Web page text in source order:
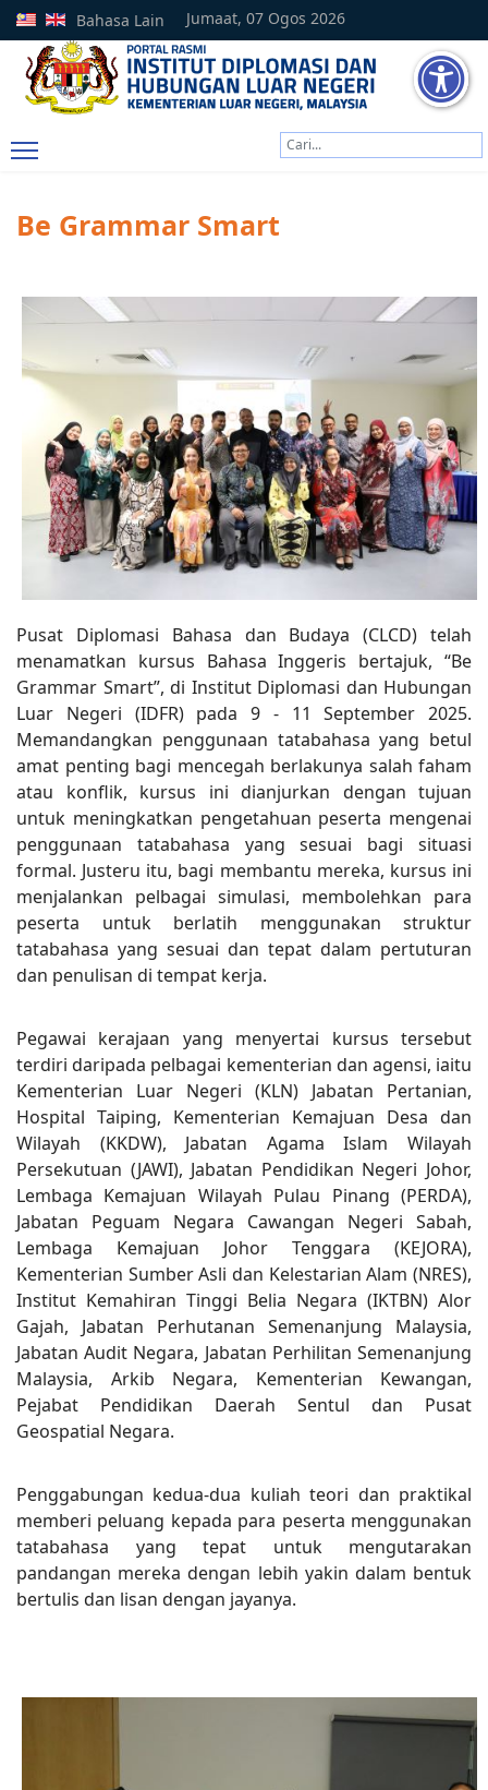
Jumaat, 07 Ogos 2026
Bahasa Lain
Be Grammar Smart
Pusat Diplomasi Bahasa dan Budaya (CLCD) telah
menamatkan kursus Bahasa Inggeris bertajuk, “Be
Grammar Smart”, di Institut Diplomasi dan Hubungan
Luar Negeri (IDFR) pada 9 - 11 September 2025.
Memandangkan penggunaan tatabahasa yang betul
amat penting bagi mencegah berlakunya salah faham
atau konflik, kursus ini dianjurkan dengan tujuan
untuk meningkatkan pengetahuan peserta mengenai
penggunaan tatabahasa yang sesuai bagi situasi
formal. Justeru itu, bagi membantu mereka, kursus ini
menjalankan pelbagai simulasi, membolehkan para
peserta untuk berlatih menggunakan struktur
tatabahasa yang sesuai dan tepat dalam pertuturan
dan penulisan di tempat kerja.
Pegawai kerajaan yang menyertai kursus tersebut
terdiri daripada pelbagai kementerian dan agensi, iaitu
Kementerian Luar Negeri (KLN) Jabatan Pertanian,
Hospital Taiping, Kementerian Kemajuan Desa dan
Wilayah (KKDW), Jabatan Agama Islam Wilayah
Persekutuan (JAWI), Jabatan Pendidikan Negeri Johor,
Lembaga Kemajuan Wilayah Pulau Pinang (PERDA),
Jabatan Peguam Negara Cawangan Negeri Sabah,
Lembaga Kemajuan Johor Tenggara (KEJORA),
Kementerian Sumber Asli dan Kelestarian Alam (NRES),
Institut Kemahiran Tinggi Belia Negara (IKTBN) Alor
Gajah, Jabatan Perhutanan Semenanjung Malaysia,
Jabatan Audit Negara, Jabatan Perhilitan Semenanjung
Malaysia, Arkib Negara, Kementerian Kewangan,
Pejabat Pendidikan Daerah Sentul dan Pusat
Geospatial Negara.
Penggabungan kedua-dua kuliah teori dan praktikal
memberi peluang kepada para peserta menggunakan
tatabahasa yang tepat untuk mengutarakan
pandangan mereka dengan lebih yakin dalam bentuk
bertulis dan lisan dengan jayanya.